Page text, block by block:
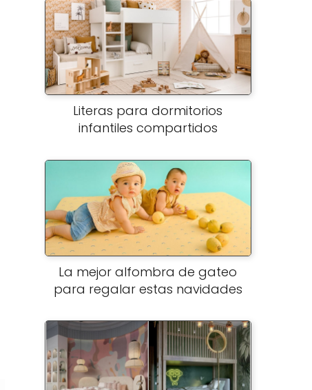
Literas para dormitorios
infantiles compartidos
La mejor alfombra de gateo
para regalar estas navidades